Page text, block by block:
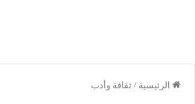
الرئيسية / ثقافة وأدب